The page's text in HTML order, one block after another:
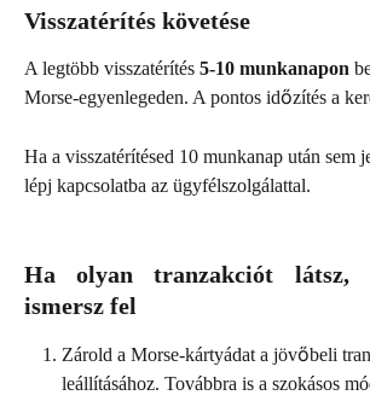
Visszatérítés követése
A legtöbb visszatérítés 5-10 munkanapon
Morse-egyenlegeden. A pontos időzítés a
Ha a visszatérítésed 10 munkanap után sem
lépj kapcsolatba az ügyfélszolgálattal.
Ha olyan tranzakciót látsz,
ismersz fel
Zárold a Morse-kártyádat a jövőbeli
leállításához. Továbbra is a szokásos